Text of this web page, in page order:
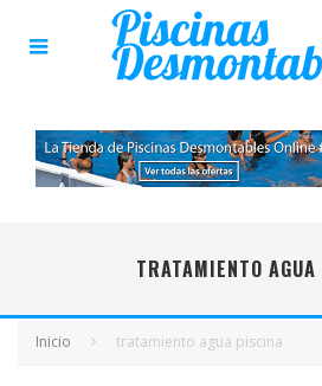
TRATAMIENTO
Inicio tratamiento agua piscina